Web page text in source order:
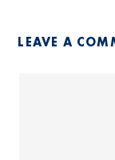
LEAVE A